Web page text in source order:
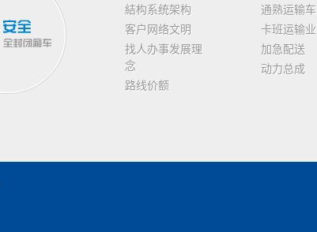
結构系统架构
客户网络文明
找人办事发展理
念
路线价额
通熟运输车
卡班运输业
加急配送
动力总成